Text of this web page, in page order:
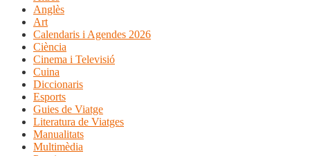
Anglès
Art
Calendaris i Agendes 2026
Ciència
Cinema i Televisió
Cuina
Diccionaris
Esports
Guies de Viatge
Literatura de Viatges
Manualitats
Multimèdia